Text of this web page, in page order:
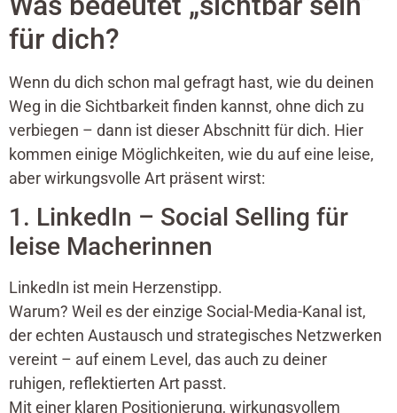
für dich?
Wenn du dich schon mal gefragt hast, wie du deinen
Weg in die Sichtbarkeit finden kannst, ohne dich zu
verbiegen – dann ist dieser Abschnitt für dich. Hier
kommen einige Möglichkeiten, wie du auf eine leise,
aber wirkungsvolle Art präsent wirst:
1. LinkedIn – Social Selling für
leise Macherinnen
LinkedIn ist mein Herzenstipp.
Warum? Weil es der einzige Social-Media-Kanal ist,
der echten Austausch und strategisches Netzwerken
vereint – auf einem Level, das auch zu deiner
ruhigen, reflektierten Art passt.
Mit einer klaren Positionierung, wirkungsvollem